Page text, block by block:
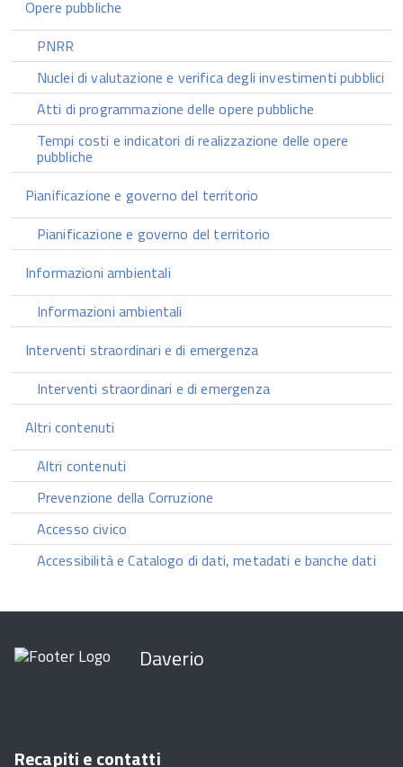
Opere pubbliche
PNRR
Nuclei di valutazione e verifica degli investimenti pubblici
Atti di programmazione delle opere pubbliche
Tempi costi e indicatori di realizzazione delle opere
pubbliche
Pianificazione e governo del territorio
Pianificazione e governo del territorio
Informazioni ambientali
Informazioni ambientali
Interventi straordinari e di emergenza
Interventi straordinari e di emergenza
Altri contenuti
Altri contenuti
Prevenzione della Corruzione
Accesso civico
Accessibilità e Catalogo di dati, metadati e banche dati
Daverio
Recapiti e contatti